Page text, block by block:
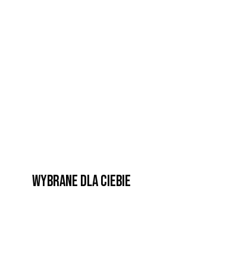
Wybrane dla Ciebie